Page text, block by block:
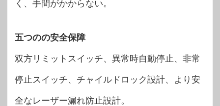
く、手間がかからない。
五つのの安全保障
双方リミットスイッチ、異常時自動停止、非常
停止スイッチ、チャイルドロック設計、より安
全なレーザー漏れ防止設計。